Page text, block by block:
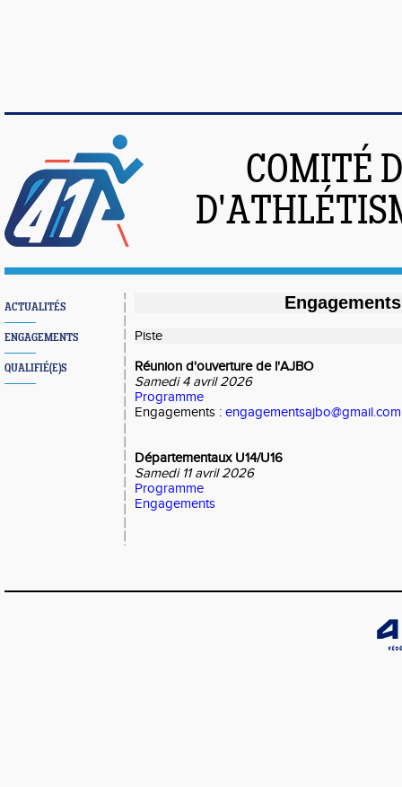
COMITÉ
ACTUALITÉS
ENGAGEMENTS
QUALIFIÉ(E)S
Engagements
Piste
Réunion d'ouverture de l'AJBO
Samedi 4 avril 2026
Programme
Engagements : engagementsajbo@gmail.com
Départementaux U14/U16
Samedi 11 avril 2026
Programme
Engagements